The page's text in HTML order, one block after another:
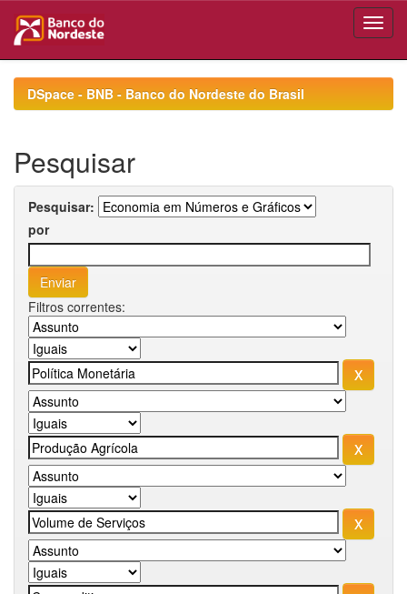
navigationDSpace - BNB - Banco do Nordeste do Brasil
Pesquisar
Pesquisar:
por
Filtros correntes: